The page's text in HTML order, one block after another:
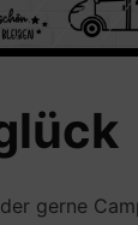
gerne